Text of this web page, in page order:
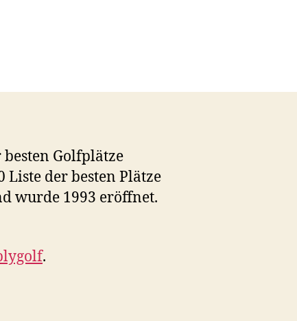
Golfplätze
der besten Plätze
wurde 1993 eröffnet.
.